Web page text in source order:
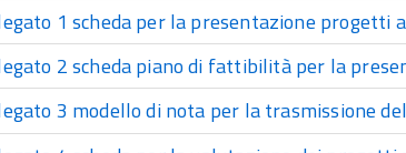
1 scheda per la presentazione progetti
2 scheda piano di fattibilità per la
3 modello di nota per la trasmissione